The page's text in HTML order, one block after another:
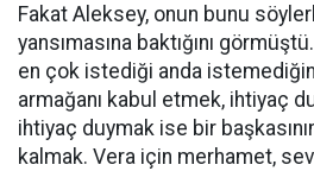
Fakat Aleksey, onun bunu
yansımasına baktığını
en çok istediği anda
armağanı kabul etmek, ihtiyaç
ihtiyaç duymak ise bir
kalmak. Vera için merhamet,